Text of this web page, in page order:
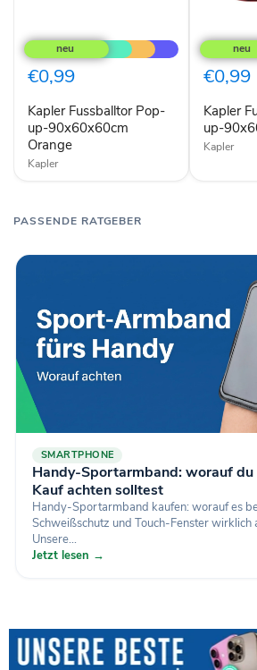
Fussballtor
Pop-
up-
90x60x60cm
€0,99
Kapler Fussballtor Pop-
up-90x60x60cm
Orange
Kapler
Pop-
up-
€0,99
Kapler
up-
Kapler
PASSENDE RATGEBER
SMARTPHONE
Handy-Sportarmband: worauf du
Kauf achten solltest
Handy-Sportarmband kaufen: worauf es
Schweißschutz und Touch-Fenster wirklich
Unsere...
Jetzt lesen →